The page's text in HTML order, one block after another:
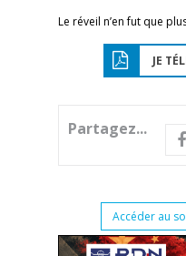
Le réveil n’en fut que
JE
Partagez...
Accéder au